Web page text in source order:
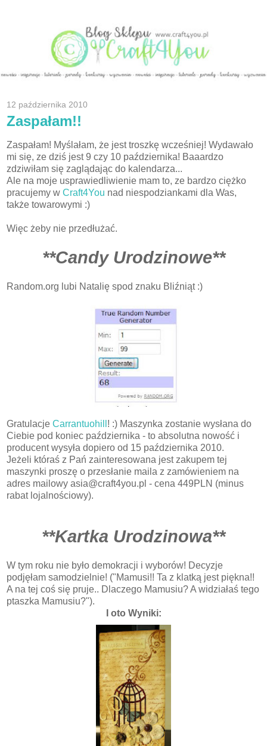
12 października 2010
Zaspałam!!
Zaspałam! Myślałam, że jest troszkę wcześniej! Wydawało
mi się, ze dziś jest 9 czy 10 października! Baaardzo
zdziwiłam się zaglądając do kalendarza...
Ale na moje usprawiedliwienie mam to, ze bardzo ciężko
pracujemy w Craft4You nad niespodziankami dla Was,
także towarowymi :)
Więc żeby nie przedłużać.
**Candy Urodzinowe**
Random.org lubi Natalię spod znaku Bliźniąt :)
Gratulacje Carrantuohill ! :) Maszynka zostanie wysłana do
Ciebie pod koniec października - to absolutna nowość i
producent wysyła dopiero od 15 października 2010.
Jeżeli któraś z Pań zainteresowana jest zakupem tej
maszynki proszę o przesłanie maila z zamówieniem na
adres mailowy asia@craft4you.pl - cena 449PLN (minus
rabat lojalnościowy).
**Kartka Urodzinowa**
W tym roku nie było demokracji i wyborów! Decyzje
podjęłam samodzielnie! ("Mamusi!! Ta z klatką jest piękna!!
A na tej coś się pruje.. Dlaczego Mamusiu? A widziałaś tego
ptaszka Mamusiu?").
I oto Wyniki: